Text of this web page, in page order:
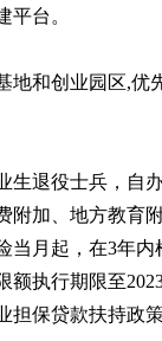
平台。
地和创业园区,优
生退役士兵，自
附加、地方教育
当月起，在3年
额执行期限至
担保贷款扶持政